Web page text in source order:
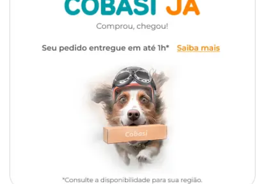
Composição
Água, D-Pantenol, fragrância, conservantes e EDTA dissódico.
Na Cobasi, você encontra o Banho a Seco Fast Shower Pet Society
especial e excelentes ofertas.